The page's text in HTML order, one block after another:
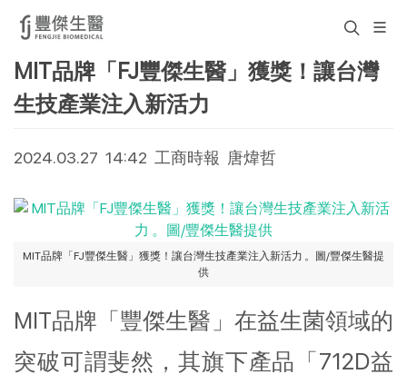
MIT品牌「FJ豐傑生醫」獲獎！讓台灣
生技產業注入新活力
2024.03.27 14:42 工商時報 唐煒哲
MIT品牌「FJ豐傑生醫」獲獎！讓台灣生技產業注入新活力 。圖/豐傑生醫提
供
MIT品牌「豐傑生醫」在益生菌領域的
突破可謂斐然，其旗下產品「712D益